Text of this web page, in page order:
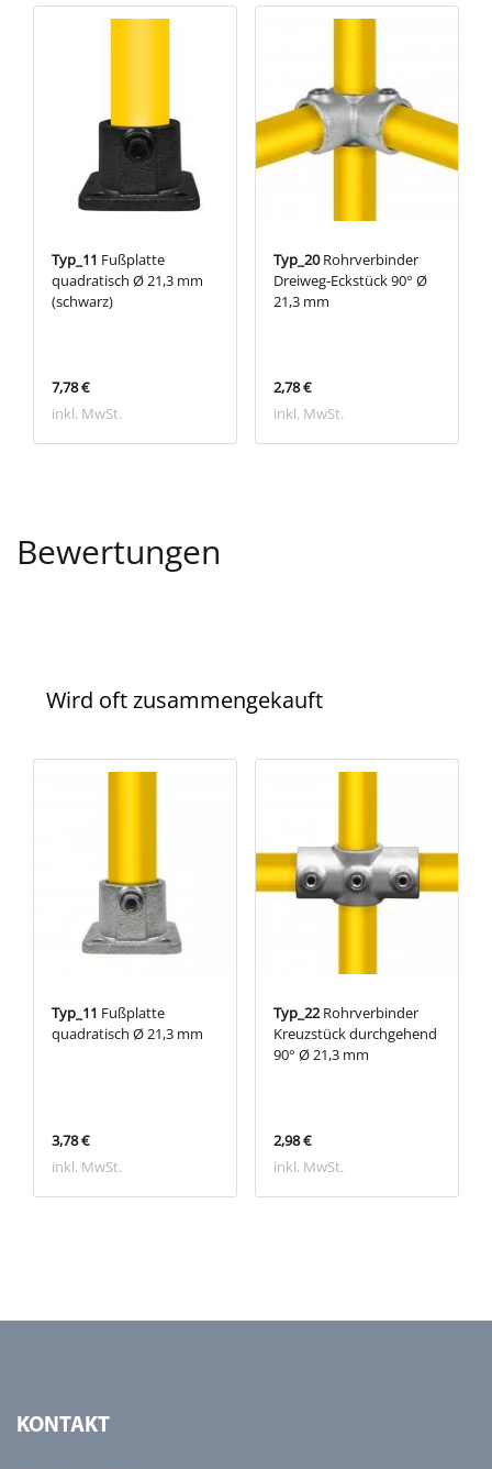
Typ_11 Fußplatte
quadratisch Ø 21,3 mm
(schwarz)
7,78 €
inkl. MwSt.
Typ_20Rohrverbinder
Dreiweg-Eckstück 90° Ø
21,3 mm
2,78 €
inkl. MwSt.
Bewertungen
Wird oft zusammengekauft
Typ_11 Fußplatte
quadratisch Ø 21,3 mm
3,78 €
inkl. MwSt.
Typ_22Rohrverbinder
Kreuzstück durchgehend
90° Ø 21,3 mm
2,98 €
inkl. MwSt.
KONTAKT